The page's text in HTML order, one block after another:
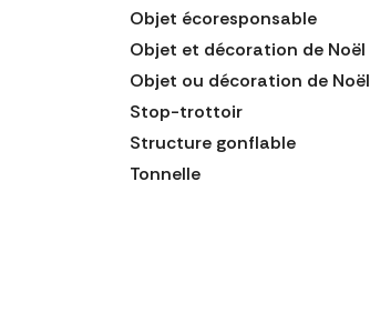
Objet écoresponsable
Objet et décoration de Noël
Objet ou décoration de Noël
Stop-trottoir
Structure gonflable
Tonnelle